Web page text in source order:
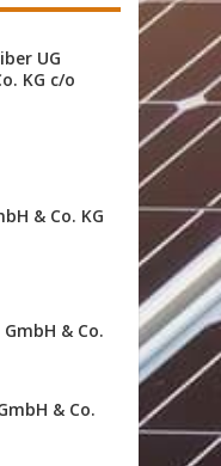
UG
KG c/o
& Co. KG
& Co.
& Co.